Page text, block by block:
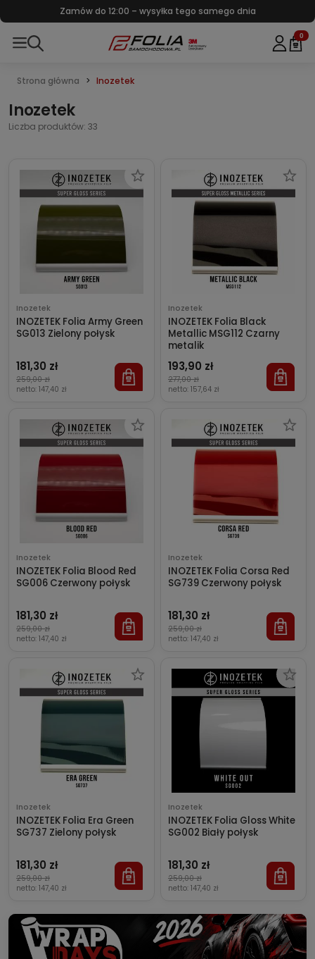
Zamów do 12:00 – wysyłka tego samego dnia
0
Strona główna Inozetek
Inozetek
Liczba produktów: 33
Inozetek
INOZETEK Folia Army Green
SG013 Zielony połysk
181,30 zł
259,00 zł
netto: 147,40 zł
Inozetek
INOZETEK Folia Black
Metallic MSG112 Czarny
metalik
193,90 zł
277,00 zł
netto: 157,64 zł
Inozetek
INOZETEK Folia Blood Red
SG006 Czerwony połysk
181,30 zł
259,00 zł
netto: 147,40 zł
Inozetek
INOZETEK Folia Corsa Red
SG739 Czerwony połysk
181,30 zł
259,00 zł
netto: 147,40 zł
Inozetek
INOZETEK Folia Era Green
SG737 Zielony połysk
181,30 zł
259,00 zł
netto: 147,40 zł
Inozetek
INOZETEK Folia Gloss White
SG002 Biały połysk
181,30 zł
259,00 zł
netto: 147,40 zł